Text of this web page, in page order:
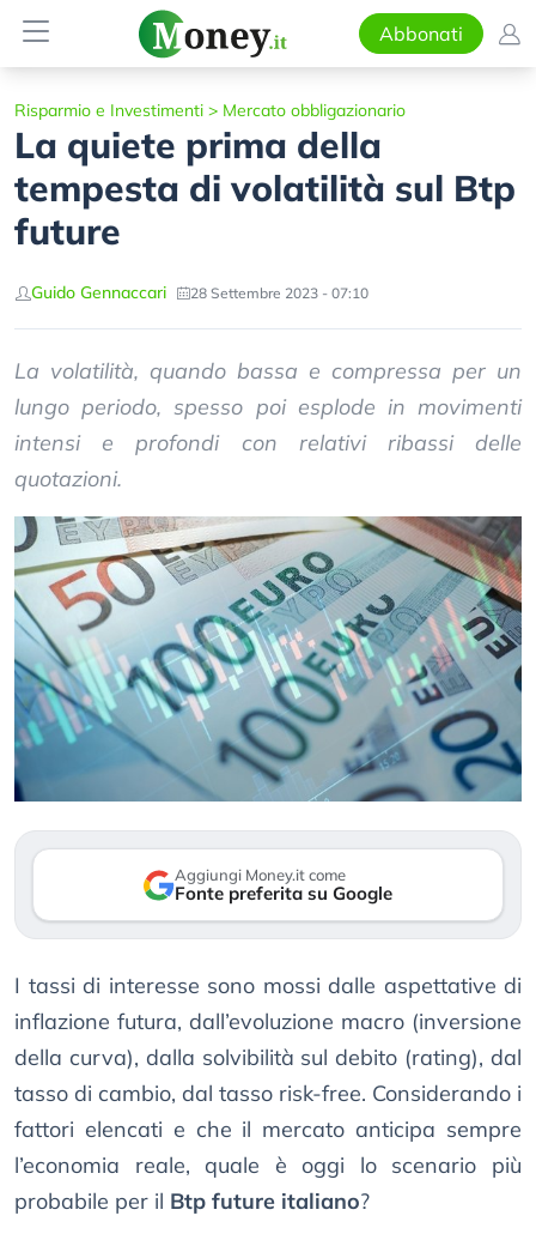
Abbonati
Risparmio e Investimenti > Mercato obbligazionario
La quiete prima della
tempesta di volatilità sul Btp
future
Guido Gennaccari 28 Settembre 2023 - 07:10
La volatilità, quando bassa e compressa per un
lungo periodo, spesso poi esplode in movimenti
intensi e profondi con relativi ribassi delle
quotazioni.
Aggiungi Money.it come
Fonte preferita su Google
I tassi di interesse sono mossi dalle aspettative di
inflazione futura, dall’evoluzione macro (inversione
della curva), dalla solvibilità sul debito (rating), dal
tasso di cambio, dal tasso risk-free. Considerando i
fattori elencati e che il mercato anticipa sempre
l’economia reale, quale è oggi lo scenario più
probabile per il Btp future italiano?